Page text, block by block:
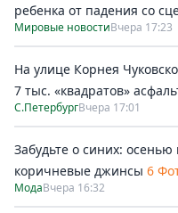
ребенка от падения со
Мировые новостиВчера 17:23
На улице Корнея
7 тыс. «квадратов»
С.ПетербургВчера 17:01
Забудьте о синих:
коричневые джинсы 6
МодаВчера 16:32